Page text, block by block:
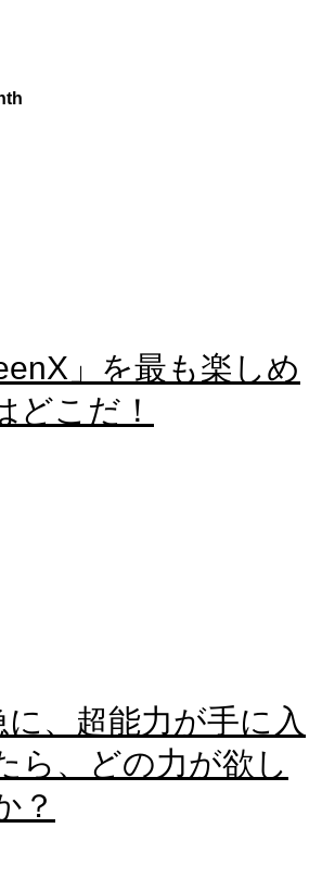
」を最も楽しめ
どこだ！
に、超能力が手に入
ら、どの力が欲し
？